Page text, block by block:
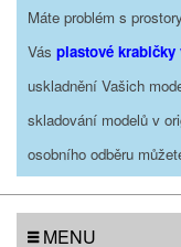
Máte problém s
Vás plastové
uskladnění Vašich
skladování modelů v
osobního odběru
MENU